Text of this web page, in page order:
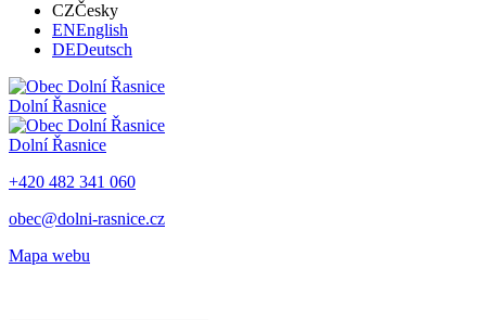
CZČesky
ENEnglish
DEDeutsch
Dolní Řasnice
Dolní Řasnice
+420 482 341 060
obec@dolni-rasnice.cz
Mapa webu